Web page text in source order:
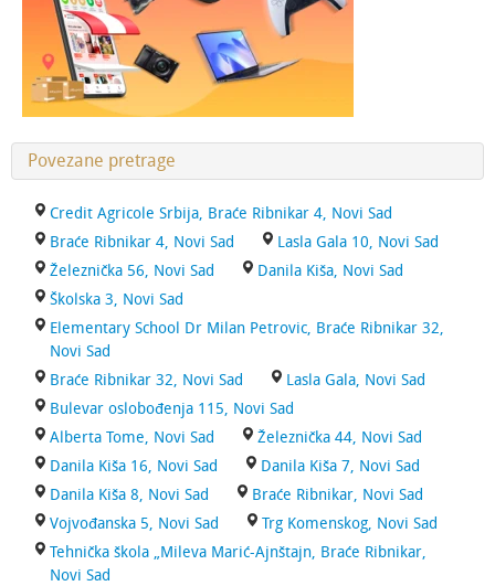
Povezane pretrage
Credit Agricole Srbija, Braće Ribnikar 4, Novi Sad
Braće Ribnikar 4, Novi Sad
Lasla Gala 10, Novi Sad
Železnička 56, Novi Sad
Danila Kiša, Novi Sad
Školska 3, Novi Sad
Elementary School Dr Milan Petrovic, Braće Ribnikar 32,
Novi Sad
Braće Ribnikar 32, Novi Sad
Lasla Gala, Novi Sad
Bulevar oslobođenja 115, Novi Sad
Alberta Tome, Novi Sad
Železnička 44, Novi Sad
Danila Kiša 16, Novi Sad
Danila Kiša 7, Novi Sad
Danila Kiša 8, Novi Sad
Braće Ribnikar, Novi Sad
Vojvođanska 5, Novi Sad
Trg Komenskog, Novi Sad
Tehnička škola „Mileva Marić-Ajnštajn, Braće Ribnikar,
Novi Sad